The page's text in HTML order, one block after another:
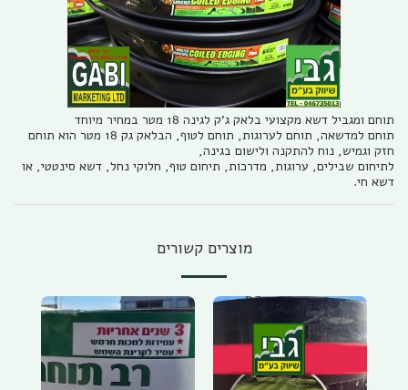
תוחם ומגביל דשא מקצועי בלאק ג'ק לגינה 18 מטר במחיר מיוחד
תוחם למדשאה, תוחם לערוגות, תוחם לטוף, הבלאק גק 18 מטר הוא תוחם
חזק וגמיש, נוח להתקנה ולישום בגינה,
לתיחום שבילים, ערוגות, מדרכות, תיחום טוף, חלוקי נחל, דשא סינטטי, או
דשא חי.
מוצרים קשורים